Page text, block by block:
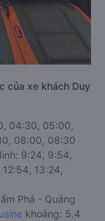
của xe khách Duy
04:30, 05:00,
08:00, 08:30
9:24, 9:54,
13:24,
Phả - Quảng
khoảng: 5.4